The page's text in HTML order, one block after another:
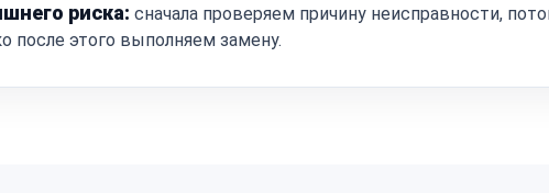
риска: сначала проверяем причину неисправности,
после этого выполняем замену.